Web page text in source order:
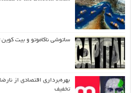
ساتوشی ناکاموتو و بیت کوین
بهره‌برداری اقتصادی از
تخفیف